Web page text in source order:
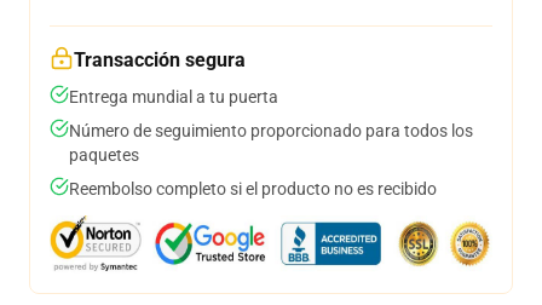
Transacción segura
Entrega mundial a tu puerta
Número de seguimiento proporcionado para todos los
paquetes
Reembolso completo si el producto no es recibido